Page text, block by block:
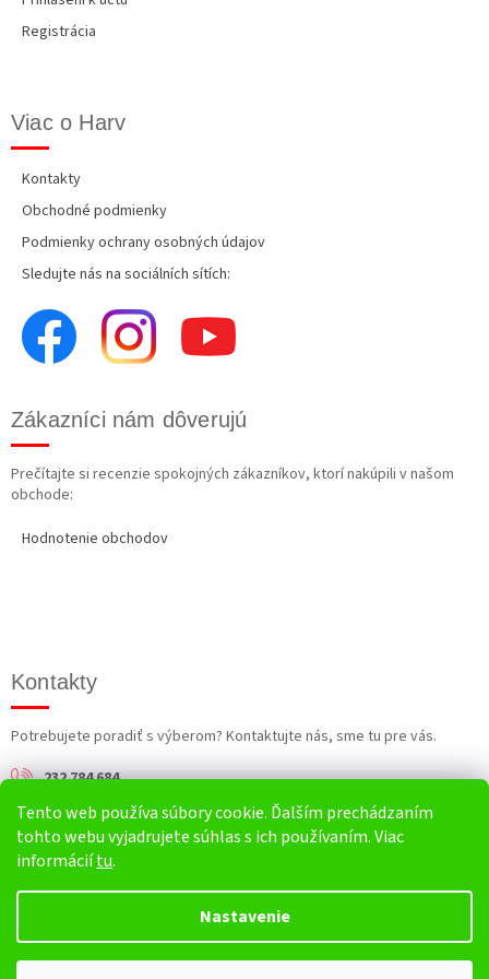
Tento web používa súbory cookie. Ďalším prechádzaním
tohto webu vyjadrujete súhlas s ich používaním. Viac
informáciítu.
Nastavenie
Registrácia
Viac o Harv
Kontakty
Obchodné podmienky
Podmienky ochrany osobných údajov
Sledujte nás na sociálních sítích:
Zákazníci nám dôverujú
Prečítajte si recenzie spokojných zákazníkov, ktorí nakúpili v našom
obchode:
Hodnotenie obchodov
Kontakty
Potrebujete poradiť s výberom? Kontaktujte nás, sme tu pre vás.
232 784 684
info@harv.sk